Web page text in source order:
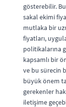
gösterebilir.
sakal ekimi
mutlaka bir
fiyatları,
politikalarına
kapsamlı bir
ve bu sürecin
büyük önem
gerekenler
iletişime